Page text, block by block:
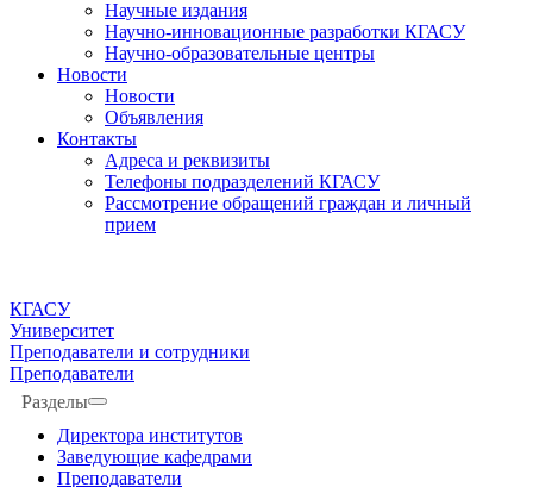
Научные издания
Научно-инновационные разработки КГАСУ
Научно-образовательные центры
Новости
Новости
Объявления
Контакты
Адреса и реквизиты
Телефоны подразделений КГАСУ
Рассмотрение обращений граждан и личный
прием
КГАСУ
Университет
Преподаватели и сотрудники
Преподаватели
Разделы
Директора институтов
Заведующие кафедрами
Преподаватели